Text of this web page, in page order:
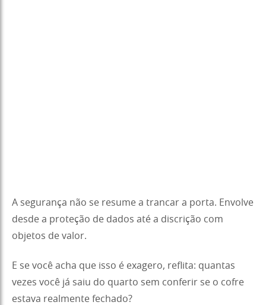
A segurança não se resume a trancar a porta. Envolve
desde a proteção de dados até a discrição com
objetos de valor.
E se você acha que isso é exagero, reflita: quantas
vezes você já saiu do quarto sem conferir se o cofre
estava realmente fechado?